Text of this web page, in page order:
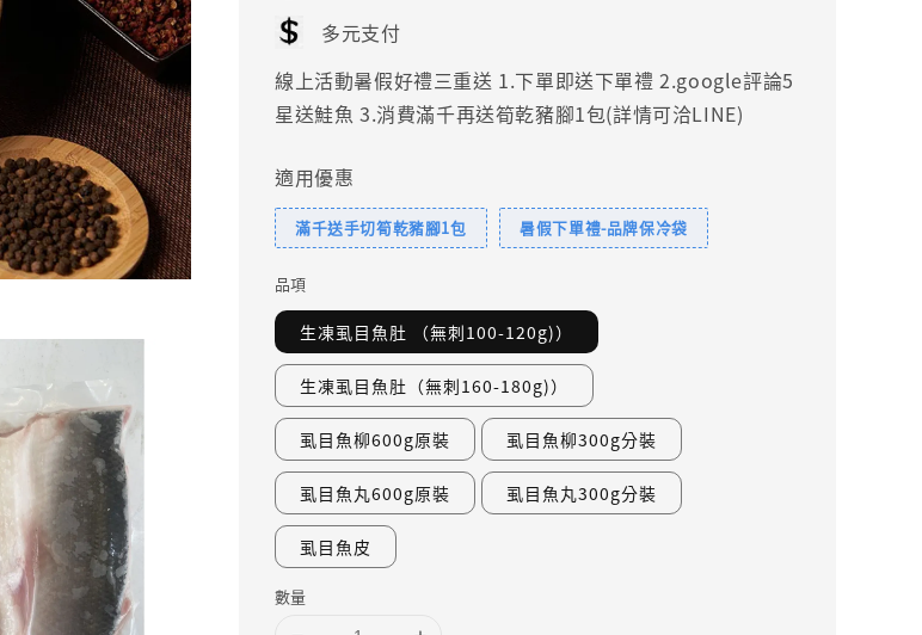
多元支付
線上活動暑假好禮三重送 1.下單即送下單禮 2.google評論5
星送鮭魚 3.消費滿千再送筍乾豬腳1包(詳情可洽LINE)
適用優惠
滿千送手切筍乾豬腳1包 暑假下單禮-品牌保冷袋
品項
生凍虱目魚肚 （無刺100-120g)）
生凍虱目魚肚（無刺160-180g)）
虱目魚柳600g原裝 虱目魚柳300g分裝
虱目魚丸600g原裝 虱目魚丸300g分裝
虱目魚皮
數量